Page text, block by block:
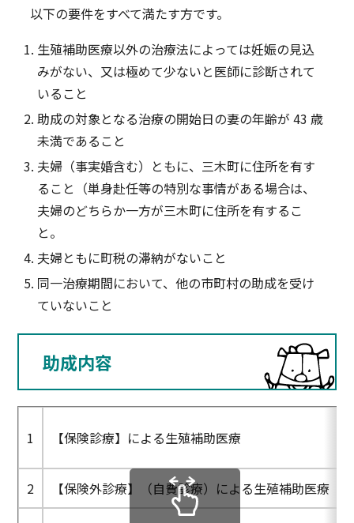
以下の要件をすべて満たす方です。
生殖補助医療以外の治療法によっては妊娠の見込
みがない、又は極めて少ないと医師に診断されて
いること
助成の対象となる治療の開始日の妻の年齢が 43 歳
未満であること
夫婦（事実婚含む）ともに、三木町に住所を有す
ること（単身赴任等の特別な事情がある場合は、
夫婦のどちらか一方が三木町に住所を有するこ
と。
夫婦ともに町税の滞納がないこと
同一治療期間において、他の市町村の助成を受け
ていないこと
助成内容
1 【保険診療】による生殖補助医療
2 【保険外診療】（自費診療）による生殖補助医療